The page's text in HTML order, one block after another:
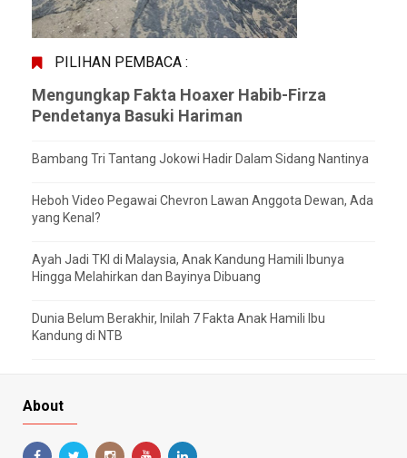
PILIHAN PEMBACA :
Mengungkap Fakta Hoaxer Habib-Firza
Pendetanya Basuki Hariman
Bambang Tri Tantang Jokowi Hadir Dalam Sidang Nantinya
Heboh Video Pegawai Chevron Lawan Anggota Dewan, Ada
yang Kenal?
Ayah Jadi TKI di Malaysia, Anak Kandung Hamili Ibunya
Hingga Melahirkan dan Bayinya Dibuang
Dunia Belum Berakhir, Inilah 7 Fakta Anak Hamili Ibu
Kandung di NTB
About